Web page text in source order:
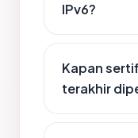
IPv6?
Kapan
terakhir